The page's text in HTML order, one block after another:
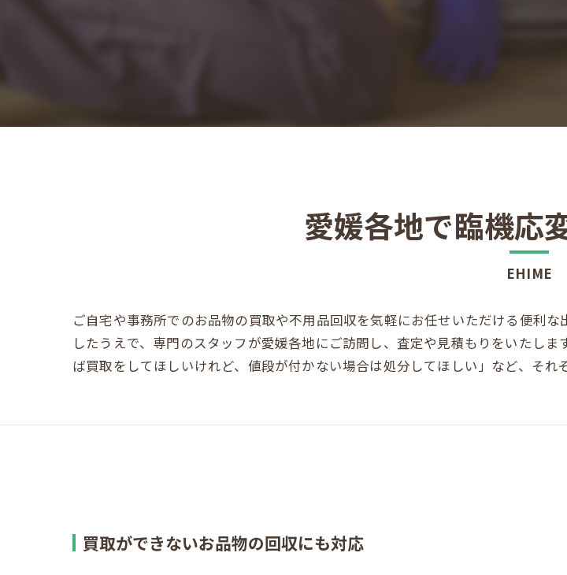
愛媛各地で臨機応
EHIME
ご自宅や事務所でのお品物の買取や不用品回収を気軽にお任せいただける便利
したうえで、専門のスタッフが愛媛各地にご訪問し、査定や見積もりをいたし
ば買取をしてほしいけれど、値段が付かない場合は処分してほしい」など、それ
買取ができないお品物の回収にも対応